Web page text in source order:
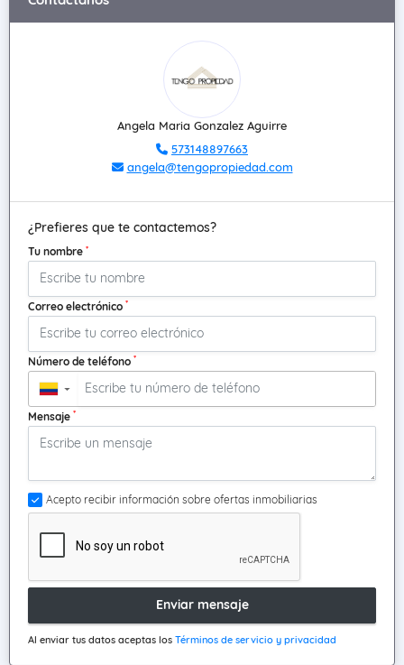
Angela Maria Gonzalez Aguirre
573148897663
angela@tengopropiedad.com
¿Prefieres que te contactemos?
Tu nombre *
Correo electrónico *
Número de teléfono *
▼
Mensaje *
Acepto recibir información sobre ofertas inmobiliarias
Enviar mensaje
Al enviar tus datos aceptas los Términos de servicio y privacidad